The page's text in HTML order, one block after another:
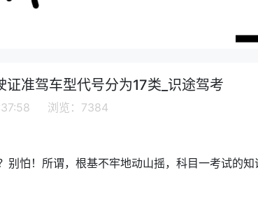
准驾车型代号分为17类_识途驾考
浏览：7384
怕！所谓，根基不牢地动山摇，科目一考试的知